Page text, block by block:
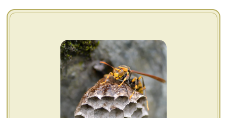
会社概要
お問い合わせ